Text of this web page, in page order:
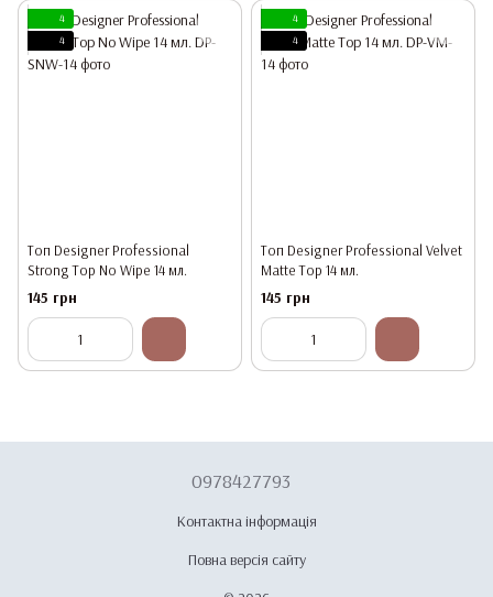
4
4
Топ Designer Professional
Strong Top No Wipe 14 мл.
145 грн
4
4
Топ Designer Professional Velvet
Matte Top 14 мл.
145 грн
0978427793
Контактна інформація
Повна версія сайту